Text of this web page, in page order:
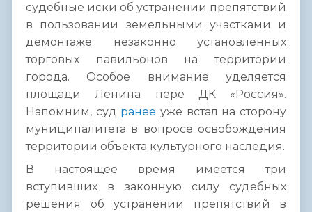
судебные иски об устранении препятствий
в пользовании земельными участками и
демонтаже незаконно установленных
торговых павильонов на территории
города. Особое внимание уделяется
площади Ленина пере ДК «Россия».
Напомним, суд ранее уже встал на сторону
муниципалитета в вопросе освобождения
территории объекта культурного наследия.
В настоящее время имеется три
вступивших в законную силу судебных
решения об устранении препятствий в